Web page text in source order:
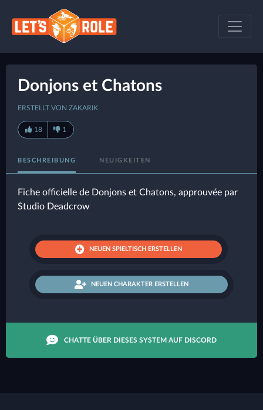
Donjons et Chatons
ERSTELLT VON ZAKARIK
18 1
BESCHREIBUNG NEUIGKEITEN
Fiche officielle de Donjons et Chatons, approuvée par
Studio Deadcrow
NEUEN SPIELTISCH ERSTELLEN
NEUEN CHARAKTER ERSTELLEN
CHATTE ÜBER DIESES SYSTEM AUF DISCORD